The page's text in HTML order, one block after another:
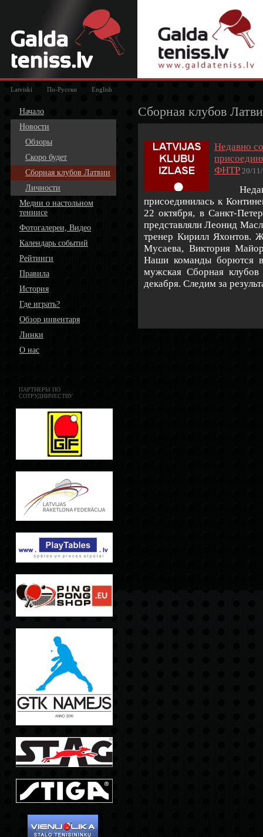
Latviski По-Русски English
Начало
Новости
Обзоры
Скоро будет
Сборная клубов Латвии
Личности
Медии о настольном
теннисе
Фотогалереи, Видео
Календарь событий
Рейтинги
Правила
История
Где играть?
Обзор инвентаря
Линки
О нас
ПАРТНЕРЫ ПО
СОТРУДНИЧЕСТВУ
Сборная клубов
Недавно
ФНТР 20/
присоединилась к
22 октября, в Санкт-
представляли Леонид
тренер Кирилл Яхонтов.
Мусаева, Виктория
Наши команды борются
мужская Сборная
декабря. Следим за